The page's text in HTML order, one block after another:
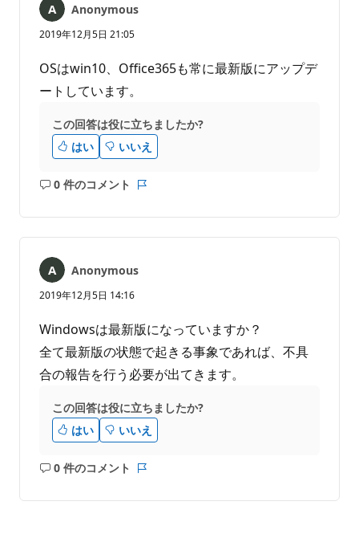
あ
り
せ
Anonymous
2019年12月5日 21:05
OSはwin10、Office365も常に最新版にアップデ
ートしています。
この回答は役に立ちましたか?
はい
いいえ
0 件のコメント
コ
ト
あ
り
せ
ん
ト
Anonymous
2019年12月5日 14:16
Windowsは最新版になっていますか？
全て最新版の状態で起きる事象であれば、不具
合の報告を行う必要が出てきます。
この回答は役に立ちましたか?
はい
いいえ
0 件のコメント
コ